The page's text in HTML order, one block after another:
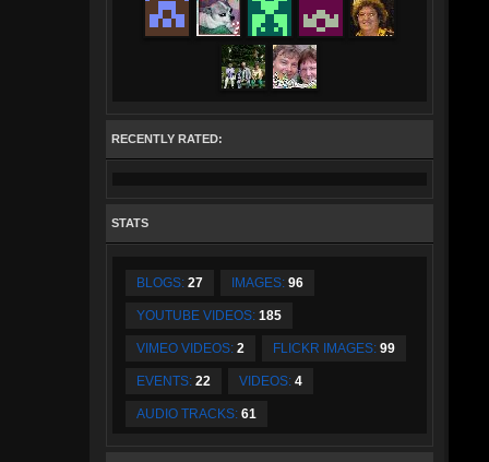
RECENTLY RATED:
STATS
BLOGS: 27 IMAGES: 96
YOUTUBE VIDEOS: 185
VIMEO VIDEOS: 2 FLICKR IMAGES: 99
EVENTS: 22 VIDEOS: 4
AUDIO TRACKS: 61